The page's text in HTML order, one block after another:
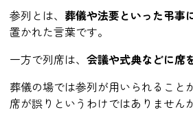
参列とは、 葬儀や法要といった弔事
置かれた言葉です。
一方で列席は、 会議や式典などに席
葬儀の場では参列が用いられること
席が誤りというわけではありません